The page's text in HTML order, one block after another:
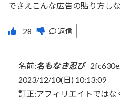
でさえこんな広告の貼り方しな
返信
名前:名もなき忍び
2023/12/10(日) 10:13:09
訂正:アフィリエイトではな